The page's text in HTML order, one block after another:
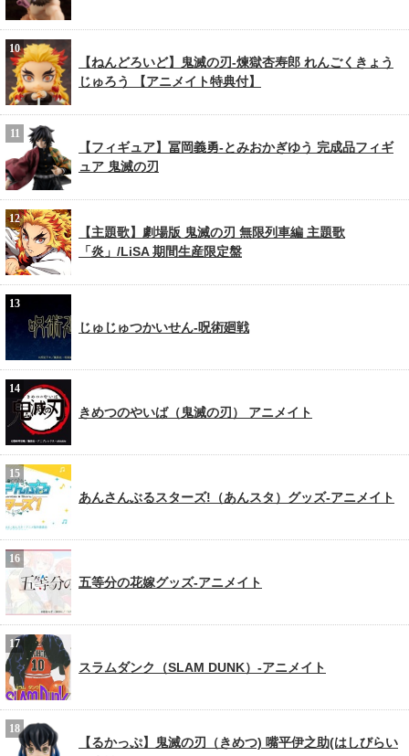
【ねんどろいど】鬼滅の刃-煉獄杏寿郎 れんごくきょう
じゅろう 【アニメイト特典付】
【フィギュア】冨岡義勇-とみおかぎゆう 完成品フィギ
ュア 鬼滅の刃
【主題歌】劇場版 鬼滅の刃 無限列車編 主題歌
「炎」/LiSA 期間生産限定盤
じゅじゅつかいせん-呪術廻戦
きめつのやいば（鬼滅の刃） アニメイト
あんさんぶるスターズ!（あんスタ）グッズ-アニメイト
五等分の花嫁グッズ-アニメイト
スラムダンク（SLAM DUNK）-アニメイト
【るかっぷ】鬼滅の刃（きめつ) 嘴平伊之助(はしびらい